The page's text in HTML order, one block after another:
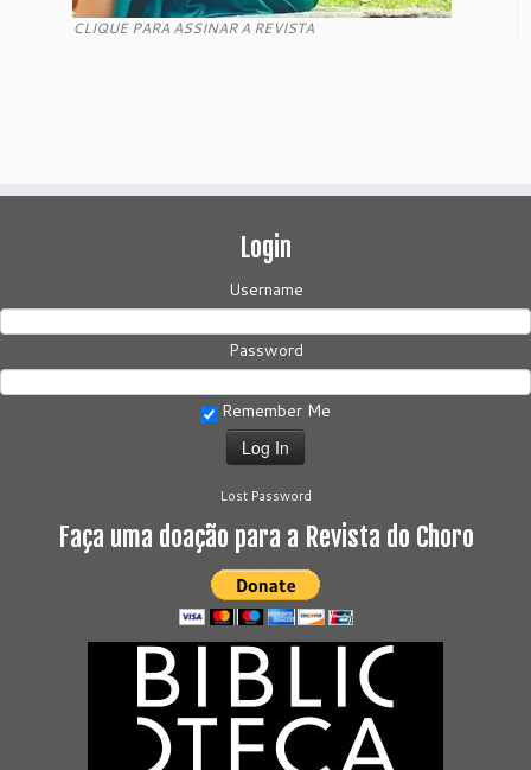
CLIQUE PARA ASSINAR A REVISTA
Login
Username
Password
Remember Me
Lost Password
Faça uma doação para a Revista do Choro